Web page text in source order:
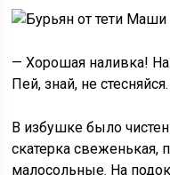
— Хорошая наливка!
Пей, знай, не стесняйся.
В избушке было
скатерка
малосольные. На